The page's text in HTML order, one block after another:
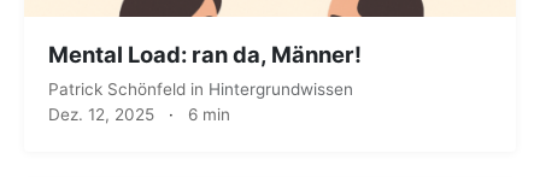
Mental Load: ran da, Männer!
Patrick Schönfeld in Hintergrundwissen
Dez. 12, 2025 · 6 min